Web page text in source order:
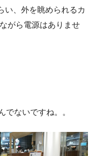
い、外を眺められるカ
がら電源はありませ
でないですね。。